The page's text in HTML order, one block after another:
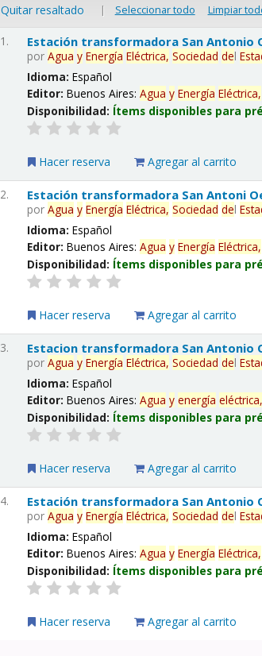
Quitar resaltado | Seleccionar todo Limpiar
1. Estación transformadora San Antonio
porAgua y Energía Eléctrica, Sociedad del
Idioma:Español
Editor:Buenos Aires:Agua y Energía Eléctrica,
Disponibilidad: Ítems disponibles para
Hacer reserva Agregar al carrito
2. Estación transformadora San Antoni
porAgua y Energía Eléctrica, Sociedad del
Idioma:Español
Editor:Buenos Aires:Agua y Energía Eléctrica,
Disponibilidad: Ítems disponibles para
Hacer reserva Agregar al carrito
3. Estacion transformadora San Antonio
porAgua y Energía Eléctrica, Sociedad del
Idioma:Español
Editor:Buenos Aires:Agua y energía eléctrica,
Disponibilidad: Ítems disponibles para
Hacer reserva Agregar al carrito
4. Estación transformadora San Antonio
porAgua y Energía Eléctrica, Sociedad del
Idioma:Español
Editor:Buenos Aires:Agua y Energía Eléctrica,
Disponibilidad: Ítems disponibles para
Hacer reserva Agregar al carrito